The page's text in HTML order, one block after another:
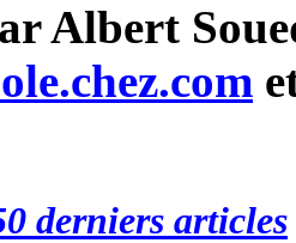
Albert
derniers articles